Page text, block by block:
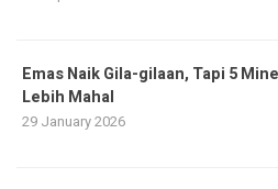
Emas Naik Gila-gilaan, Tapi 5
Lebih Mahal
29 January 2026